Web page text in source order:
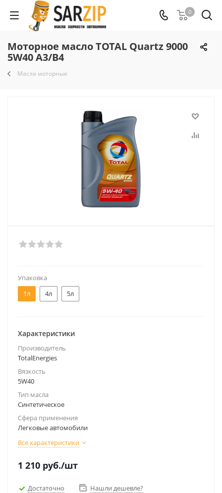
0
Моторное масло TOTAL Quartz 9000
5W40 A3/B4
Масла моторные
Упаковка
1л
4л 5л
Характеристики
Производитель
TotalEnergies
Вязкость
5W40
Тип масла
Синтетическое
Сфера применения
Легковые автомобили
Все характеристики
1 210 руб./шт
Достаточно Нашли дешевле?